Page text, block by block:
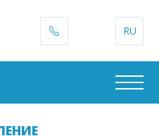
RU